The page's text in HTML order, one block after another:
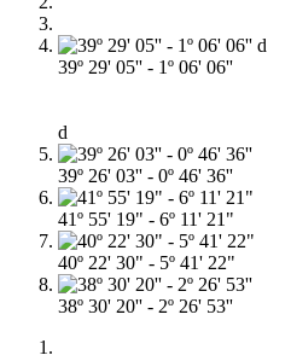
39º 29' 05'' - 1º 06' 06''
d
39º 26' 03'' - 0º 46' 36''
41º 55' 19" - 6º 11' 21"
40º 22' 30" - 5º 41' 22"
38º 30' 20'' - 2º 26' 53''